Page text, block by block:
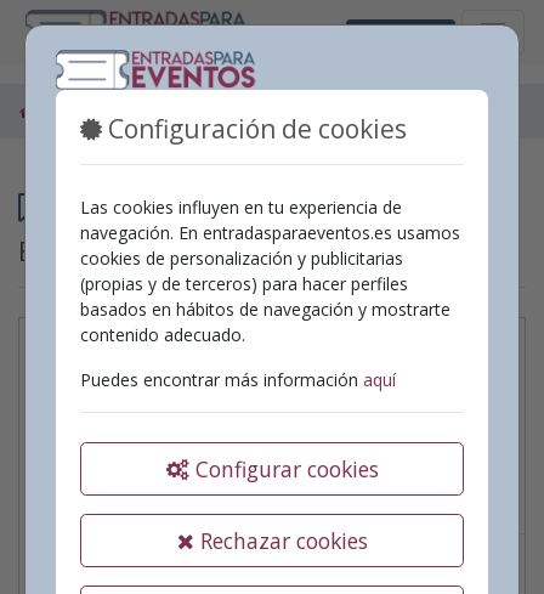
Configuración de cookies
Las cookies influyen en tu experiencia de
navegación. En entradasparaeventos.es usamos
cookies de personalización y publicitarias
(propias y de terceros) para hacer perfiles
basados en hábitos de navegación y mostrarte
contenido adecuado.
Puedes encontrar más información aquí
Configurar cookies
Rechazar cookies
Castellano
Programación
Espectáculos enOntinyent
Garfio i el llegat de
Peter Pan de JM
Gestión Teatral
Fecha:20/09/2026|
Estandar:4,00€